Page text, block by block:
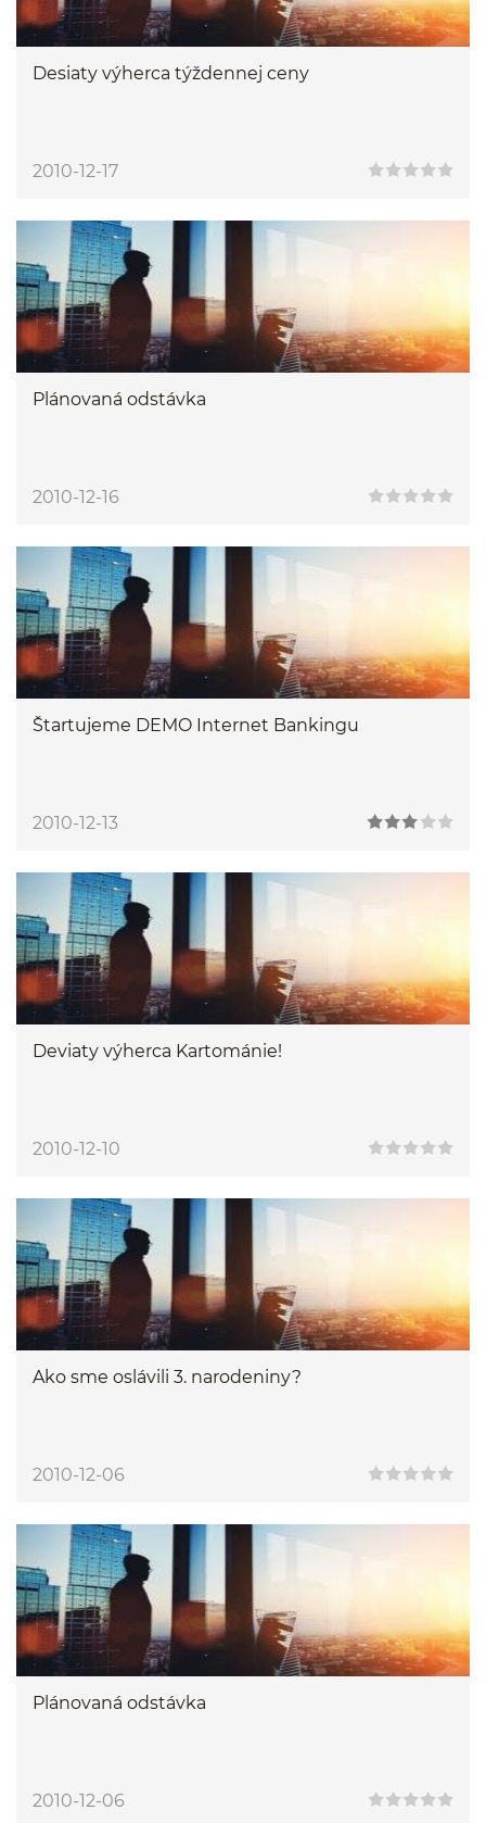
Desiaty výherca týždennej ceny
2010-12-17
Plánovaná odstávka
2010-12-16
Štartujeme DEMO Internet Bankingu
2010-12-13
Deviaty výherca Kartománie!
2010-12-10
Ako sme oslávili 3. narodeniny?
2010-12-06
Plánovaná odstávka
2010-12-06